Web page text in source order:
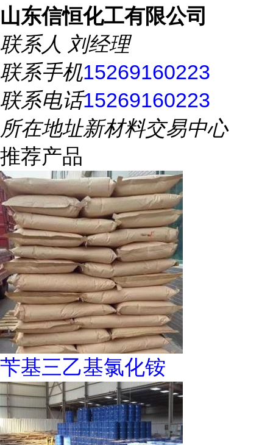
山东信恒化工有限公司
联系人 刘经理
联系手机15269160223
联系电话15269160223
所在地址新材料交易中心
推荐产品
苄基三乙基氯化铵